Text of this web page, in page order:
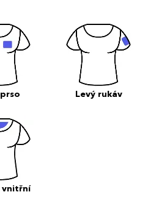
Levý rukáv
vnitřní